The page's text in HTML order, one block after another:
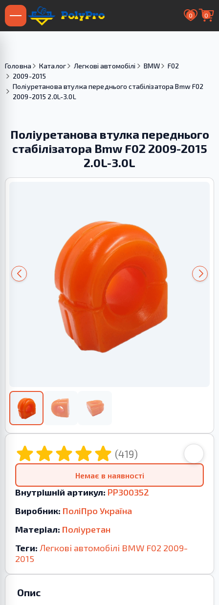
0 0
Головна Каталог Легкові автомобілі BMW
F02
2009-2015
Поліуретанова втулка переднього стабілізатора Bmw F02
2009-2015 2.0L-3.0L
Поліуретанова втулка переднього
стабілізатора Bmw F02 2009-2015
2.0L-3.0L
(419)
Немає в наявності
Внутрішній артикул: PP300352
Виробник: ПоліПро Україна
Матеріал: Поліуретан
Теги: Легкові автомобілі BMW F02 2009-
2015
Опис